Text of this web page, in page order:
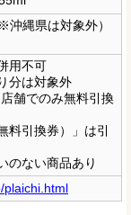
沖縄県は対象外）
用不可
分は対象外
舗でのみ無料引換
引換券）」は引
のない商品あり
plaichi.html